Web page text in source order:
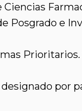
Ciencias
Posgrado e
por